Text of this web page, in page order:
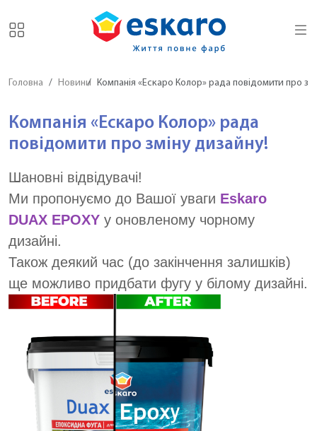
Головна Новини Компанія «Ескаро Колор» рада повідомити про
Компанія «Ескаро Колор» рада
повідомити про зміну дизайну!
Шановні відвідувачі!
Ми пропонуємо до Вашої уваги Eskaro
DUAX EPOXY у оновленому чорному
дизайні.
Також деякий час (до закінчення залишків)
ще можливо придбати фугу у білому дизайні.